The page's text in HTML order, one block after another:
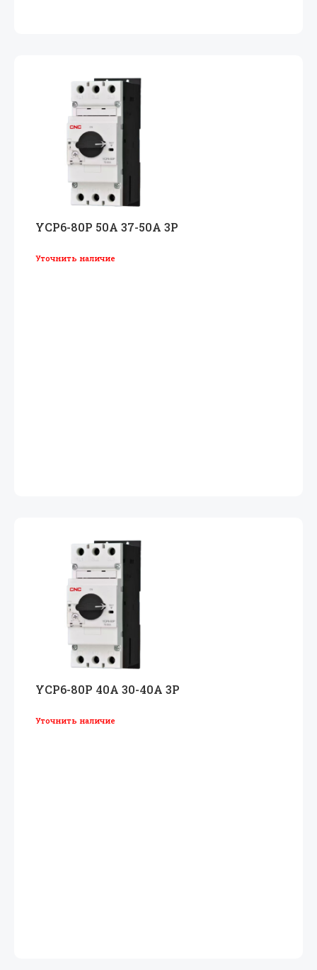
YCP6-80P 50A 37-50A 3P
Уточнить наличие
YCP6-80P 40A 30-40A 3P
Уточнить наличие